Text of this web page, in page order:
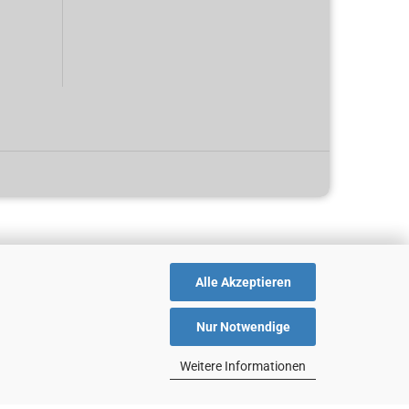
Alle Akzeptieren
Nur Notwendige
Weitere Informationen